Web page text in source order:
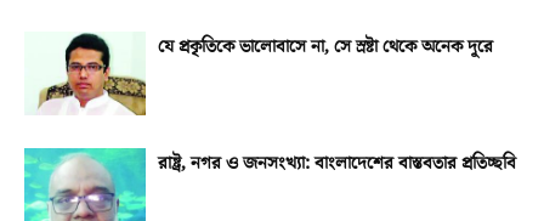
যে প্রকৃতিকে ভালোবাসে না, সে স্রষ্টা থেকে অনেক দূরে
রাষ্ট্র, নগর ও জনসংখ্যা: বাংলাদেশের বাস্তবতার প্রতিচ্ছবি